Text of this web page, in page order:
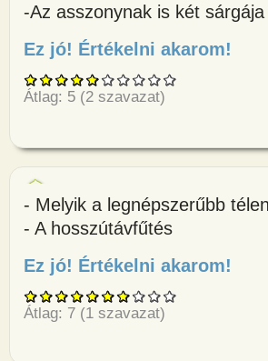
-Az asszonynak is két
Ez jó! Értékelni akarom!
Átlag: 5 (2 szavazat)
- Melyik a legnépszerűbb
- A hosszútávfűtés
Ez jó! Értékelni akarom!
Átlag: 7 (1 szavazat)